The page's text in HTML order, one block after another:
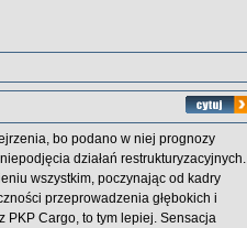
bo podano w niej prognozy
działań restrukturyzacyjnych.
wszystkim, poczynając od kadry
przeprowadzenia głębokich i
PKP Cargo, to tym lepiej. Sensacja